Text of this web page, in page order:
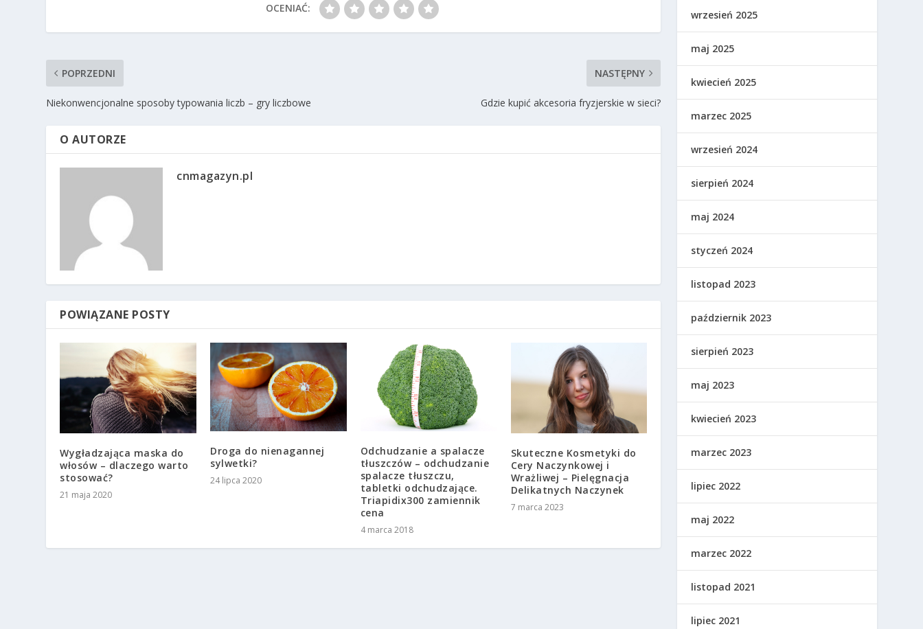
OCENIAĆ:
POPRZEDNI
Niekonwencjonalne sposoby typowania liczb – gry liczbowe
NASTĘPNY
Gdzie kupić akcesoria fryzjerskie w sieci?
O AUTORZE
cnmagazyn.pl
POWIĄZANE POSTY
Wygładzająca maska do
włosów – dlaczego warto
stosować?
21 maja 2020
Droga do nienagannej
sylwetki?
24 lipca 2020
Odchudzanie a spalacze
tłuszczów – odchudzanie
spalacze tłuszczu,
tabletki odchudzające.
Triapidix300 zamiennik
cena
4 marca 2018
Skuteczne Kosmetyki do
Cery Naczynkowej i
Wrażliwej – Pielęgnacja
Delikatnych Naczynek
7 marca 2023
wrzesień 2025
maj 2025
kwiecień 2025
marzec 2025
wrzesień 2024
sierpień 2024
maj 2024
styczeń 2024
listopad 2023
październik 2023
sierpień 2023
maj 2023
kwiecień 2023
marzec 2023
lipiec 2022
maj 2022
marzec 2022
listopad 2021
lipiec 2021